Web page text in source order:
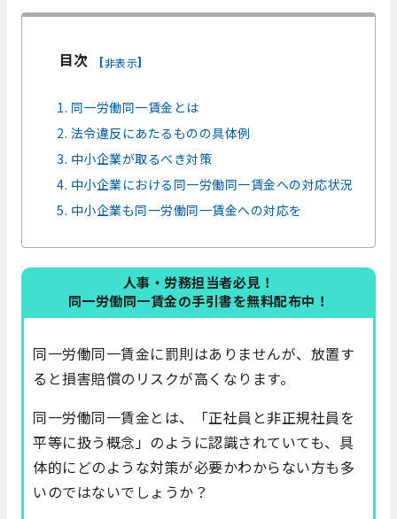
目次 [非表示]
1. 同一労働同一賃金とは
2. 法令違反にあたるものの具体例
3. 中小企業が取るべき対策
4. 中小企業における同一労働同一賃金への対応状況
5. 中小企業も同一労働同一賃金への対応を
人事・労務担当者必見！
同一労働同一賃金の手引書を無料配布中！
同一労働同一賃金に罰則はありませんが、放置す
ると損害賠償のリスクが高くなります。
同一労働同一賃金とは、「正社員と非正規社員を
平等に扱う概念」のように認識されていても、具
体的にどのような対策が必要かわからない方も多
いのではないでしょうか？